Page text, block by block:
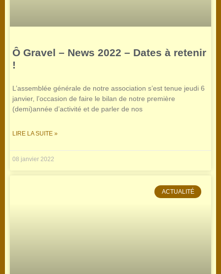
Ô Gravel – News 2022 – Dates à retenir
!
L’assemblée générale de notre association s’est tenue jeudi 6
janvier, l’occasion de faire le bilan de notre première
(demi)année d’activité et de parler de nos
LIRE LA SUITE »
08 janvier 2022
ACTUALITÉ